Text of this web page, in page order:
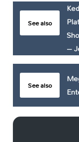
See also
–
See also